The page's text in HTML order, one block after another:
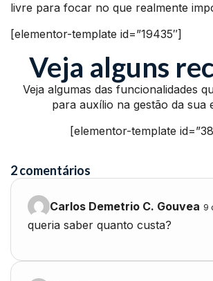
livre para focar no que realmente
[elementor-template id=”19435″]
Veja alguns
Veja algumas das funcionalidades
para auxílio na gestão da sua
[elementor-template
2 comentários
Carlos Demetrio C. Gouvea 9
queria saber quanto custa?